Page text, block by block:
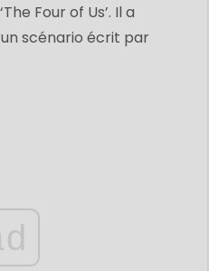
Four of Us’. Il a
scénario écrit par